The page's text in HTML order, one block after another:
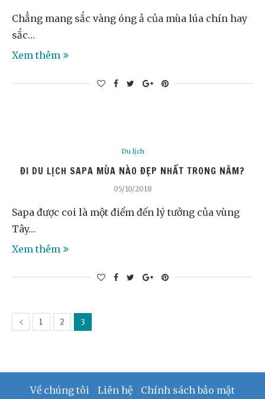
Chẳng mang sắc vàng óng ả của mùa lúa chín hay
sắc…
Xem thêm
Du lịch
ĐI DU LỊCH SAPA MÙA NÀO ĐẸP NHẤT TRONG NĂM?
05/10/2018
Sapa được coi là một điểm đến lý tưởng của vùng
Tây…
Xem thêm
1 2 3
Về chúng tôi Liên hệ Chính sách bảo mật